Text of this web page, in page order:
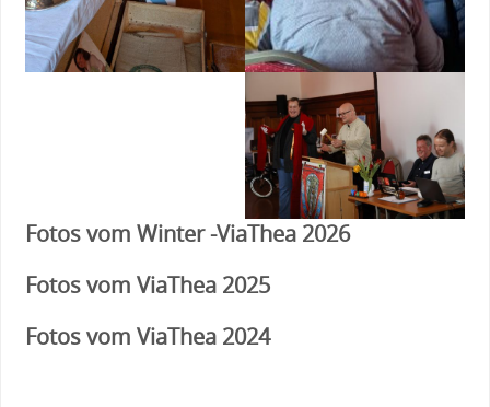
Fotos vom Winter -ViaThea 2026
Fotos vom ViaThea 2025
Fotos vom ViaThea 2024